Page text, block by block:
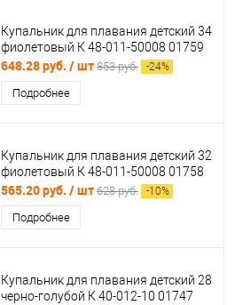
Купальник для плавания детский 34
фиолетовый К 48-011-50008 01759
648.28 руб. / шт 853 руб. -24%
Подробнее
Купальник для плавания детский 32
фиолетовый К 48-011-50008 01758
565.20 руб. / шт 628 руб. -10%
Подробнее
Купальник для плавания детский 28
черно-голубой К 40-012-10 01747